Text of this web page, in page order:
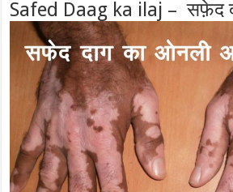
Safed Daag ka ilaj – सफ़ेद